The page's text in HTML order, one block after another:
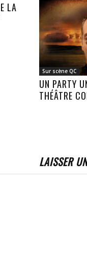
LA
Sur scène QC
UN PARTY
THÉÂTRE
LAISSER